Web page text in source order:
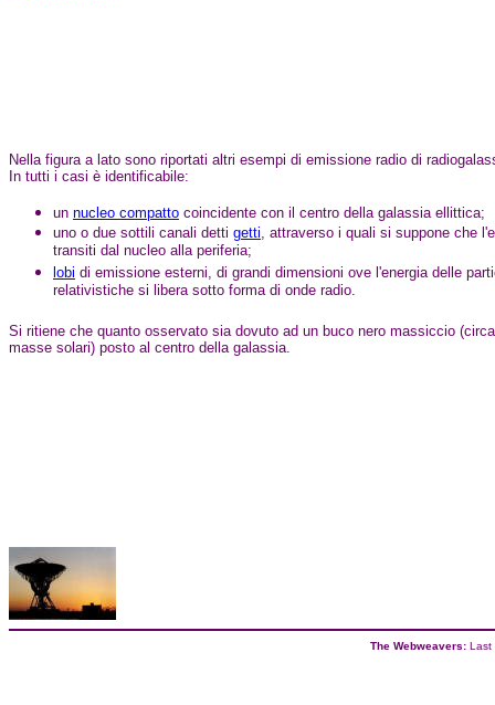
Nella figura a lato sono riportati altri esempi di emissione radio di
In tutti i casi è identificabile:
un nucleo compatto coincidente con il centro della galassia ellittica;
uno o due sottili canali detti getti , attraverso i quali si suppone che
transiti dal nucleo alla periferia;
lobi di emissione esterni, di grandi dimensioni ove l'energia delle
relativistiche si libera sotto forma di onde radio.
Si ritiene che quanto osservato sia dovuto ad un buco nero massiccio
masse solari) posto al centro della galassia.
The Webweavers:Last